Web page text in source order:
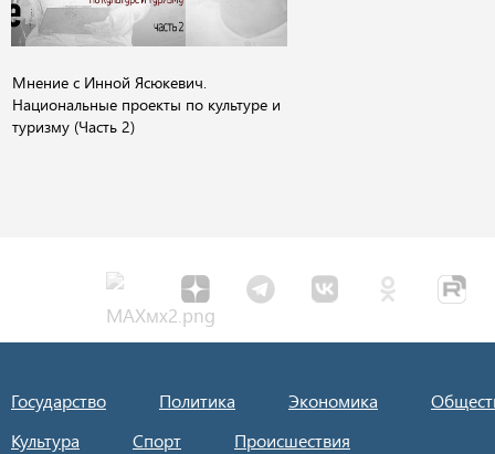
Мнение с Инной Ясюкевич.
Национальные проекты по культуре и
туризму (Часть 2)
Государство Политика Экономика
Культура
Спорт Происшествия